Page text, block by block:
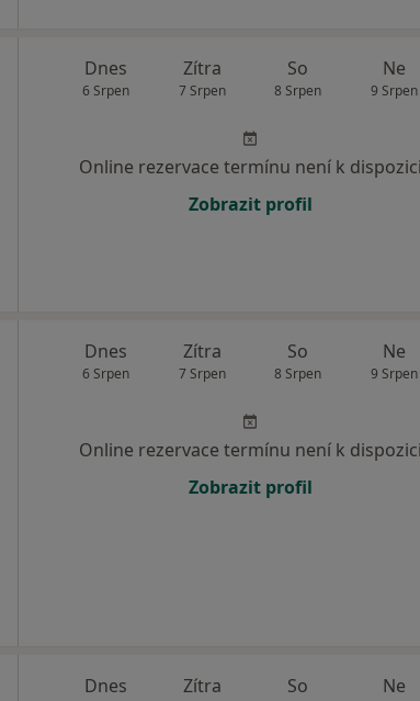
Dnes
6 Srpen
Zítra
7 Srpen
So
8 Srpen
Ne
9 Srpen
Online rezervace termínu není k dispozici
Zobrazit profil
Dnes
6 Srpen
Zítra
7 Srpen
So
8 Srpen
Ne
9 Srpen
Online rezervace termínu není k dispozici
Zobrazit profil
Dnes Zítra So Ne